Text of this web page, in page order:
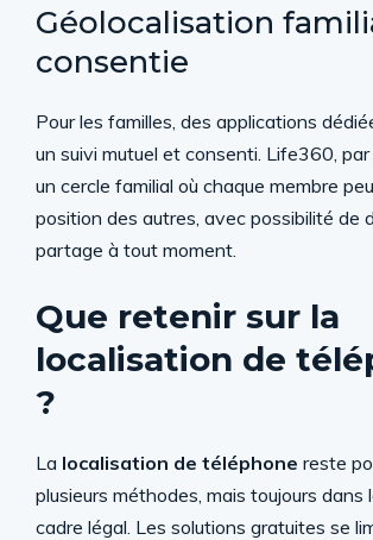
Géolocalisation
consentie
Pour les familles, des applications
un suivi mutuel et consenti. Life360,
un cercle familial où chaque membre
position des autres, avec possibilité de
partage à tout moment.
Que retenir sur la
localisation de
?
La localisation de téléphone reste
plusieurs méthodes, mais toujours dans
cadre légal. Les solutions gratuites se